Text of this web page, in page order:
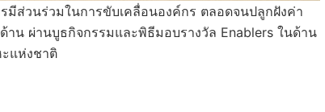
มีส่วนร่วมในการขับเคลื่อนองค์กร ตลอดจนปลูกฝังค่า
าน ผ่านบูธกิจกรรมและพิธีมอบรางวัล Enablers ในด้าน
แห่งชาติ